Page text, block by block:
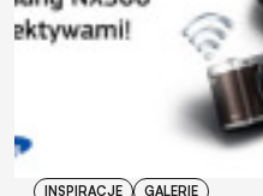
INSPIRACJE GALERIE